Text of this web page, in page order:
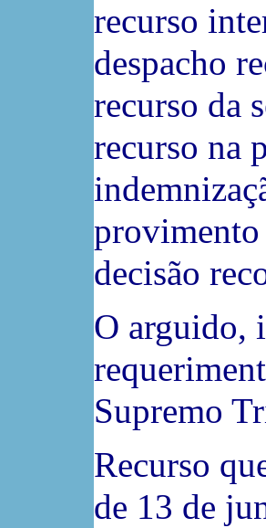
recurso
despacho
recurso da
recurso na
provimento
decisão
O arguido,
Supremo
Recurso
de 13 de